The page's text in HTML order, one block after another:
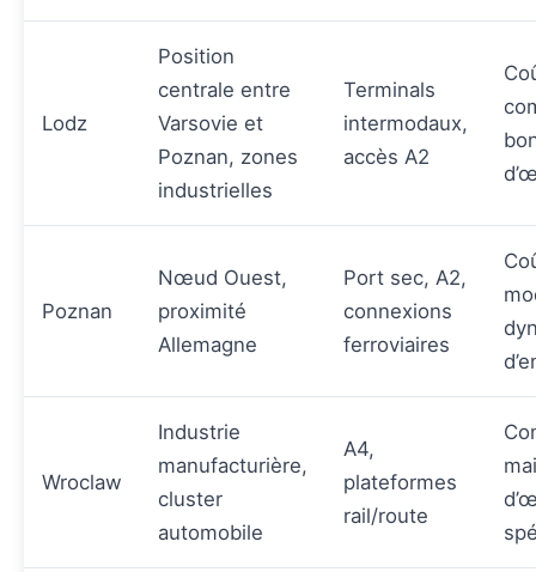
Lodz
Position
centrale entre
Varsovie et
Poznan, zones
industrielles
Terminals
intermodaux,
accès A2
Poznan
Nœud Ouest,
proximité
Allemagne
Port sec, A2,
connexions
ferroviaires
Wroclaw
Industrie
manufacturière,
cluster
automobile
A4,
plateformes
rail/route